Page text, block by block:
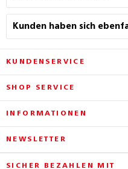
Kunden haben sich
KUNDENSERVICE
SHOP SERVICE
INFORMATIONEN
NEWSLETTER
SICHER BEZAHLEN MIT